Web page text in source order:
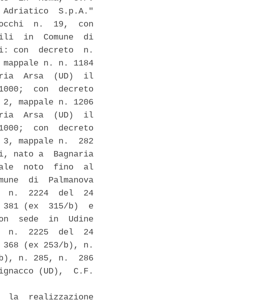
Adriatico  S.p.A."
n.  19,  con
in  Comune  di
con  decreto  n.
n. n. 1184
Arsa  (UD)  il
1000;  con  decreto
mappale n. 1206
Arsa  (UD)  il
1000;  con  decreto
mappale n.  282
nato a  Bagnaria
noto  fino  al
di  Palmanova
n.  2224  del  24
381 (ex  315/b)  e
sede  in  Udine
n.  2225  del  24
(ex 253/b), n.
n. 285, n.  286
(UD),  C.F.
la  realizzazione